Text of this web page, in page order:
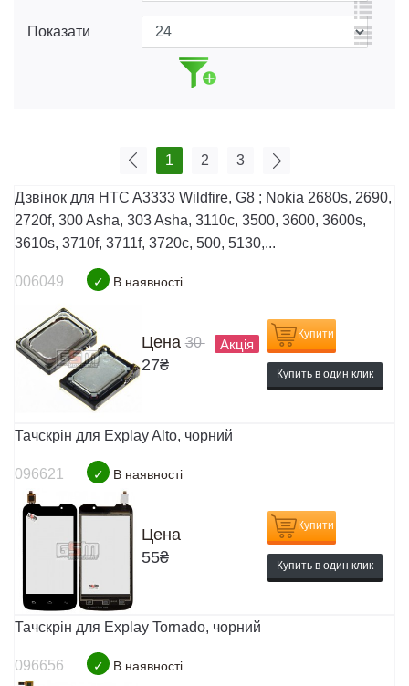
Показати
1 2 3
Дзвінок для HTC A3333 Wildfire, G8 ; Nokia 2680s, 2690,
2720f, 300 Asha, 303 Asha, 3110c, 3500, 3600, 3600s,
3610s, 3710f, 3711f, 3720c, 500, 5130,...
006049 ✓ В наявності
Цена30 Акція
27₴
Купити
Купить в один клик
Тачскрін для Explay Alto, чорний
096621 ✓ В наявності
Цена
55₴
Купити
Купить в один клик
Тачскрін для Explay Tornado, чорний
096656 ✓ В наявності